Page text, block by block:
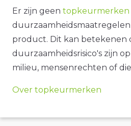
Er zijn geen topkeurmerken
product. Dit kan betekenen
duurzaamheidsrisico's zijn
milieu, mensenrechten of
Over topkeurmerken